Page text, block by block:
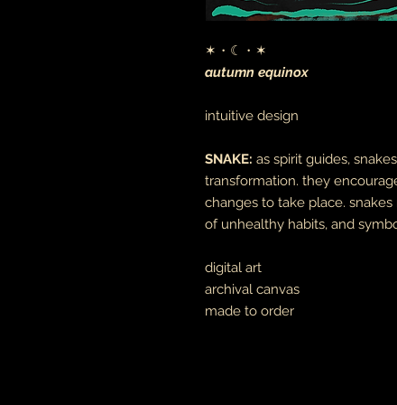
✶・☾・✶
autumn equinox
intuitive design
SNAKE: as spirit guides,
transformation. they
changes to take place.
of unhealthy habits, and
digital art
archival canvas
made to order